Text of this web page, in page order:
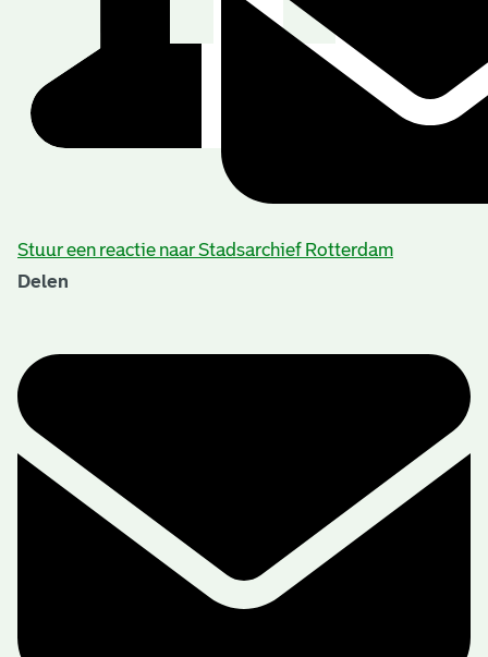
Stuur een reactie naar Stadsarchief Rotterdam
Delen